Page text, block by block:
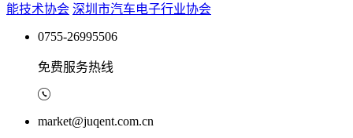
能技术协会 深圳市汽车电子行业协会
0755-26995506
免费服务热线
market@juqent.com.cn